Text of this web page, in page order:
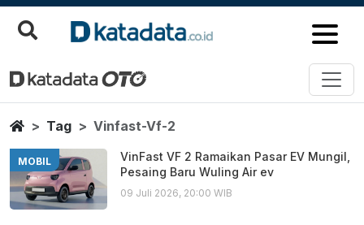
Vinfast Vf 2
Berita Terbaru
HomeTag Vinfast-Vf-2
MOBIL
VinFast VF 2 Ramaikan Pasar EV Mungil,
Pesaing Baru Wuling Air ev
09 Juli 2026, 20:00 WIB